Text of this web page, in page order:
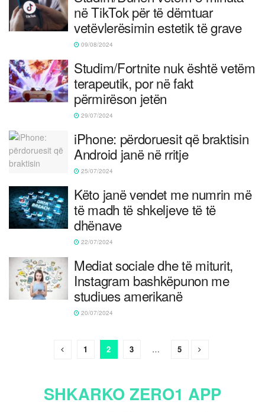
në TikTok për të dëmtuar
vetëvlerësimin estetik të grave
09/08/2024
Studim/Fortnite nuk është vetëm
terapeutik, por në fakt
përmirëson jetën
29/07/2024
iPhone: përdoruesit që braktisin
Android janë në rritje
25/07/2024
Këto janë vendet me numrin më
të madh të shkeljeve të të
dhënave
22/07/2024
Mediat sociale dhe të miturit,
Instagram bashkëpunon me
studiues amerikanë
20/07/2024
1 2 3 … 5
SHKARKO ZERO1 APP